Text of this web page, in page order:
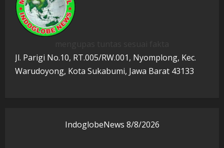
Jl. Parigi No.10, RT.005/RW.001, Nyomplong, Kec.
Warudoyong, Kota Sukabumi, Jawa Barat 43133
IndoglobeNews 8/8/2026